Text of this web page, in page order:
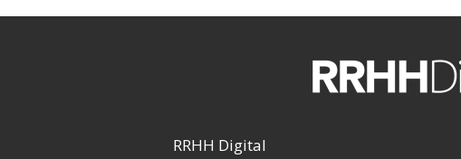
RRHH Digital